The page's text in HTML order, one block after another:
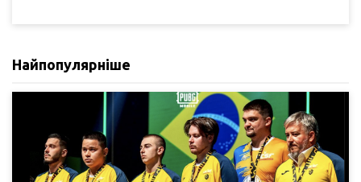
Найпопулярніше